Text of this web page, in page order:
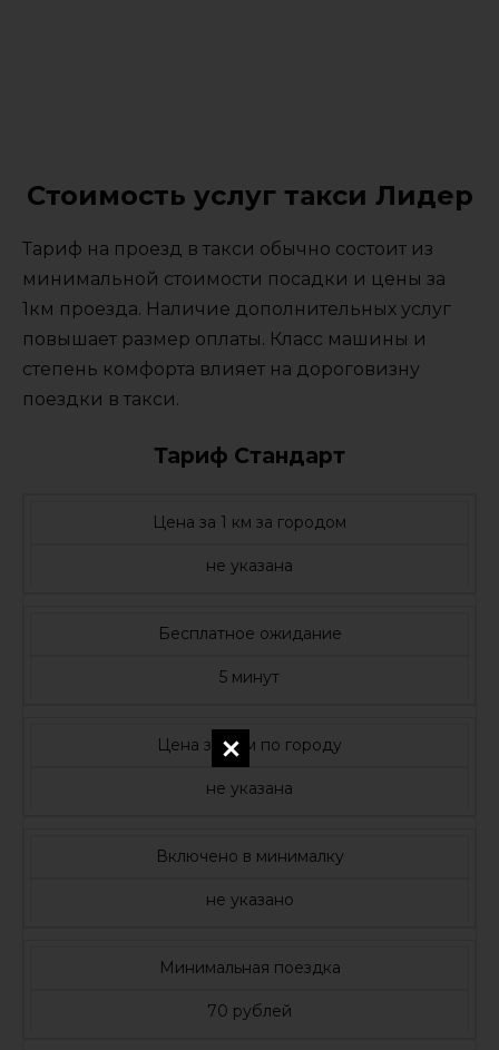
Стоимость услуг такси Лидер
Тариф на проезд в такси обычно состоит из
минимальной стоимости посадки и цены за
1км проезда. Наличие дополнительных услуг
повышает размер оплаты. Класс машины и
степень комфорта влияет на дороговизну
поездки в такси.
Тариф Стандарт
Цена за 1 км за городом
не указана
Бесплатное ожидание
5 минут
Цена за 1 км по городу
не указана
Включено в минималку
не указано
Минимальная поездка
70 рублей